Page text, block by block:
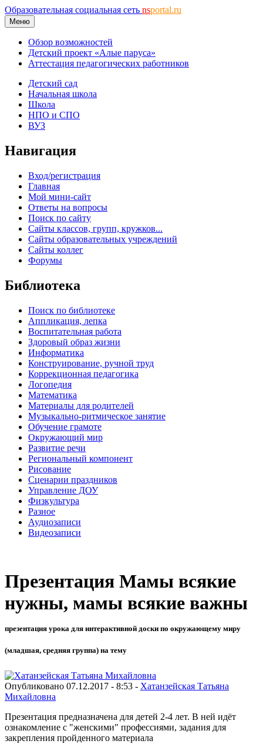
Образовательная социальная сеть nsportal.ru
Меню
Обзор возможностей
Детский проект «Алые паруса»
Аттестация педагогических работников
Детский сад
Начальная школа
Школа
НПО и СПО
ВУЗ
Навигация
Вход/регистрация
Главная
Мой мини-сайт
Ответы на вопросы
Поиск по сайту
Сайты классов, групп, кружков...
Сайты образовательных учреждений
Сайты коллег
Форумы
Библиотека
Поиск по библиотеке
Аппликация, лепка
Воспитательная работа
Здоровый образ жизни
Информатика
Конструирование, ручной труд
Коррекционная педагогика
Логопедия
Математика
Материалы для родителей
Музыкально-ритмическое занятие
Обучение грамоте
Окружающий мир
Развитие речи
Региональный компонент
Рисование
Сценарии праздников
Управление ДОУ
Физкультура
Разное
Аудиозаписи
Видеозаписи
Презентация Мамы всякие
нужны, мамы всякие важны
презентация урока для интерактивной доски по окружающему миру
(младшая, средняя группа) на тему
Опубликовано 07.12.2017 - 8:53 - Хатанзейская Татьяна
Михайловна
Презентация предназначена для детей 2-4 лет. В ней идёт
ознакомление с "женскими" профессиями, задания для
закрепления пройденного материала